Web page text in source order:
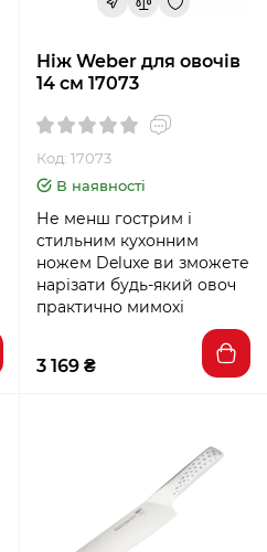
Ніж Weber для овочів
14 см 17073
Код: 17073
В наявності
Не менш гострим і
стильним кухонним
ножем Deluxe ви зможете
нарізати будь-який овоч
практично мимохі
3 169 ₴